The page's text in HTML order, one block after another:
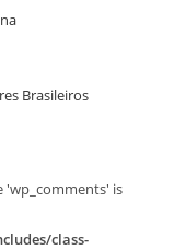
Brasileiros
'wp_comments' is
class-